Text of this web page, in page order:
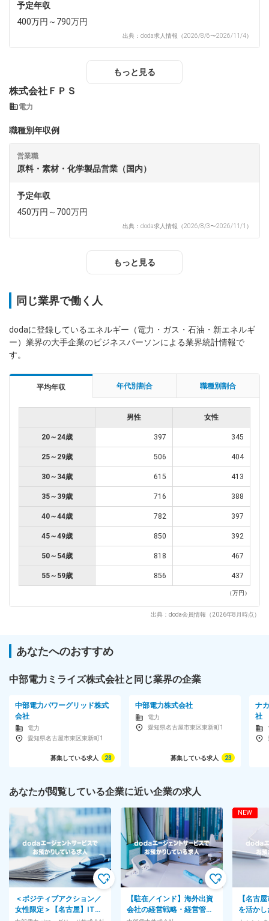
予定年収
400万円～790万円
出典：doda求人情報（2026/8/6〜2026/11/4）
もっと見る
株式会社ＦＰＳ
電力
職種別年収例
営業職
原料・素材・化学製品営業（国内）
予定年収
450万円～700万円
出典：doda求人情報（2026/8/3〜2026/11/1）
もっと見る
同じ業界で働く人
dodaに登録しているエネルギー（電力・ガス・石油・新エネルギ
ー）業界の大手企業のビジネスパーソンによる業界統計情報で
す。
平均年収 年代別割合 職種別割合
男性 女性
20～24歳 397 345
25～29歳 506 404
30～34歳 615 413
35～39歳 716 388
40～44歳 782 397
45～49歳 850 392
50～54歳 818 467
55～59歳 856 437
（万円）
出典：doda会員情報（2026年8月時点）
あなたへのおすすめ
中部電力ミライズ株式会社と同じ業界の企業
中部電力パワーグリッド株式
会社
電力
愛知県名古屋市東区東新町1
募集している求人 28
中部電力株式会社
電力
愛知県名古屋市東区東新町1
募集している求人 23
ナ
社
あなたが閲覧している企業に近い企業の求人
＜ポジティブアクション／
女性限定＞【名古屋】IT領
【駐在／インド】海外出資
会社の経営戦略・経営管理
NEW
【名古
を活か